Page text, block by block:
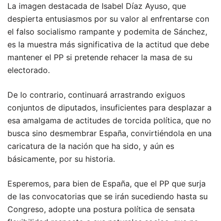
La imagen destacada de Isabel Díaz Ayuso, que
despierta entusiasmos por su valor al enfrentarse con
el falso socialismo rampante y podemita de Sánchez,
es la muestra más significativa de la actitud que debe
mantener el PP si pretende rehacer la masa de su
electorado.
De lo contrario, continuará arrastrando exiguos
conjuntos de diputados, insuficientes para desplazar a
esa amalgama de actitudes de torcida política, que no
busca sino desmembrar España, convirtiéndola en una
caricatura de la nación que ha sido, y aún es
básicamente, por su historia.
Esperemos, para bien de España, que el PP que surja
de las convocatorias que se irán sucediendo hasta su
Congreso, adopte una postura política de sensata